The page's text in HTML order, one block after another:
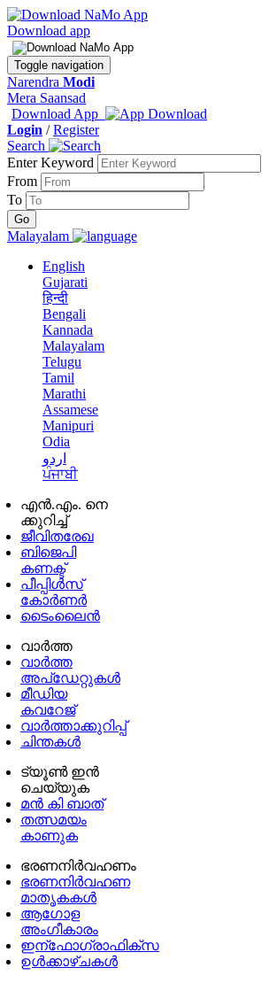
Download app
Toggle navigation
Narendra Modi
Mera Saansad
Download App
Login /Register
Search
Enter Keyword
From
To
Malayalam
English
Gujarati
हिन्दी
Bengali
Kannada
Malayalam
Telugu
Tamil
Marathi
Assamese
Manipuri
Odia
اردو
ਪੰਜਾਬੀ
എൻ.എം. നെ
ക്കുറിച്ച്
ജീവിതരേഖ
ബിജെപി
കണക്ട്
പീപ്പിൾസ്
കോർണർ
ടൈംലൈൻ
വാർത്ത
വാർത്ത
അപ്ഡേറ്റുകൾ
മീഡിയ
കവറേജ്
വാർത്താക്കുറിപ്പ്
ചിന്തകൾ
ട്യൂൺ ഇൻ
ചെയ്യുക
മൻ കി ബാത്
തത്സമയം
കാണുക
ഭരണനിര്‍വഹണം
ഭരണനിര്‍വഹണ
മാതൃകകൾ
ആഗോള
അംഗീകാരം
ഇന്ഫോഗ്രാഫിക്സ
ഉള്‍ക്കാഴ്‌ചകൾ